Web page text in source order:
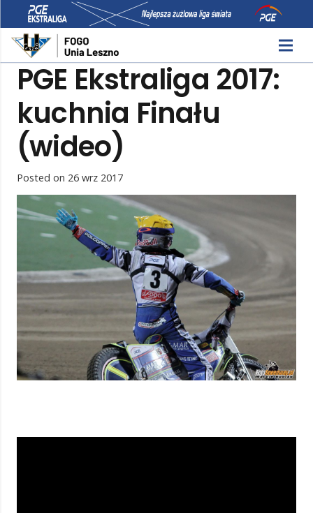
PGE Ekstraliga 2017:
kuchnia Finału
(wideo)
Posted on 26 wrz 2017